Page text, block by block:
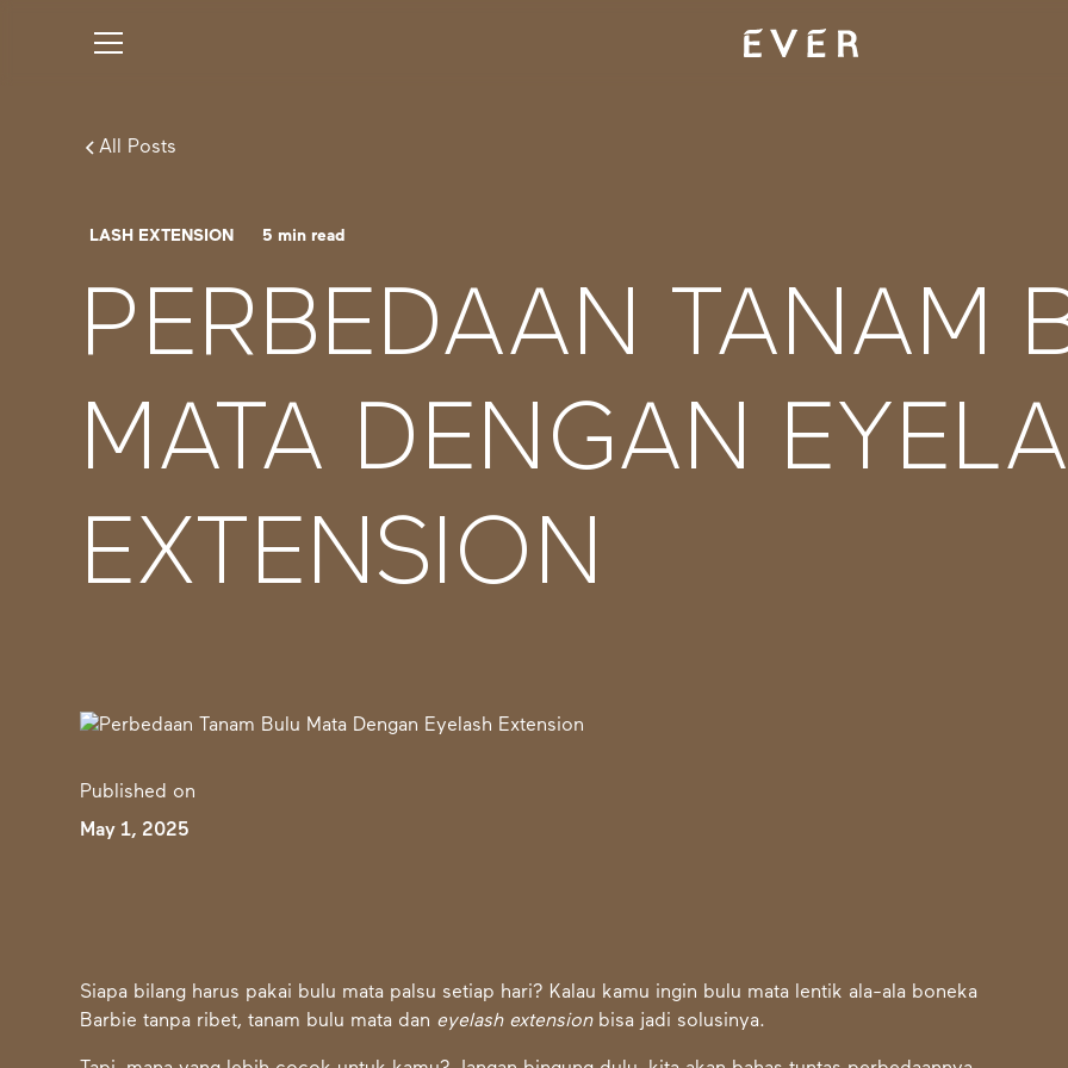
All Posts
LASH EXTENSION 5 min read
PERBEDAAN TANAM
MATA DENGAN
EXTENSION
Published on
May 1, 2025
Siapa bilang harus pakai bulu mata palsu setiap hari? Kalau kamu ingin bulu mata lentik ala-ala boneka
Barbie tanpa ribet, tanam bulu mata dan eyelash extension bisa jadi solusinya.